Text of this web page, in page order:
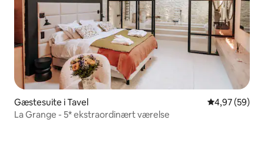
Gæstesuite i Tavel 4,97 ud af 5 i
4,97 (59)
La Grange - 5* ekstraordinært værelse